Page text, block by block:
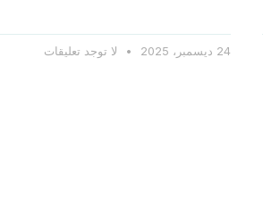
24 ديسمبر، 2025 لا توجد تعليقات